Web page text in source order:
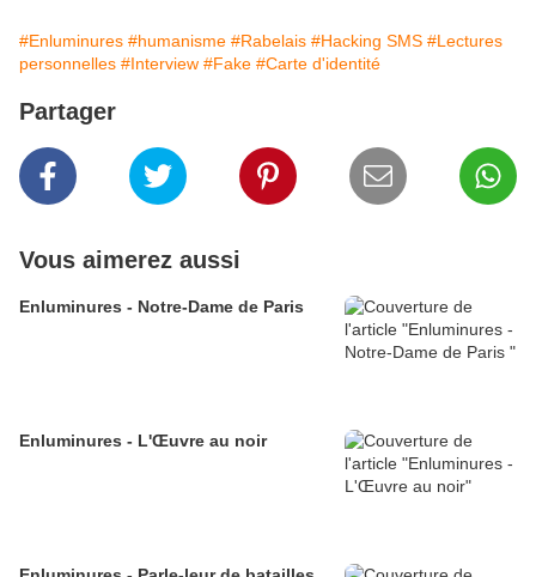
#Enluminures #humanisme #Rabelais #Hacking SMS #Lectures
personnelles #Interview #Fake #Carte d'identité
Partager
Vous aimerez aussi
Enluminures - Notre-Dame de Paris
Enluminures - L'Œuvre au noir